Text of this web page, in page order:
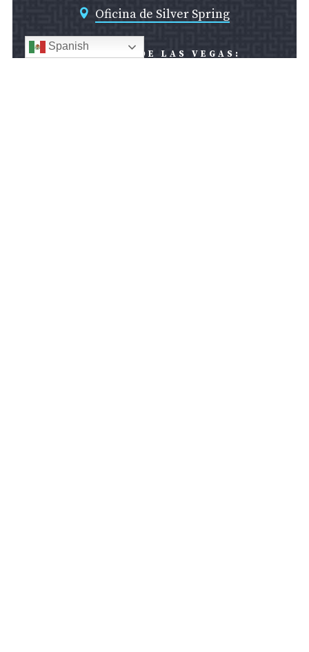
 Oficina de Silver Spring
OFICINA DE LAS VEGAS:
Spanish